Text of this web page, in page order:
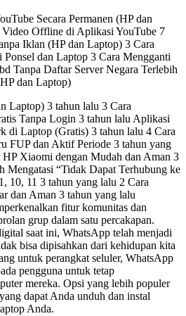
Secara Permanen (HP dan
Offline di Aplikasi YouTube 7
Iklan (HP dan Laptop) 3 Cara
dan Laptop 3 Cara Mengganti
Tanpa Daftar Server Negara Terlebih
dan Laptop)
Laptop) 3 tahun lalu 3 Cara
Tanpa Login 3 tahun lalu Aplikasi
di Laptop (Gratis) 3 tahun lalu 4 Cara
FUP dan Aktif Periode 3 tahun yang
HP Xiaomi dengan Mudah dan Aman 3
Mengatasi “Tidak Dapat Terhubung ke
10, 11 3 tahun yang lalu 2 Cara
dan Aman 3 tahun yang lalu
fitur komunitas dan
grup dalam satu percakapan.
saat ini, WhatsApp telah menjadi
bisa dipisahkan dari kehidupan kita
untuk perangkat seluler, WhatsApp
pengguna untuk tetap
mereka. Opsi yang lebih populer
dapat Anda unduh dan instal
Anda.